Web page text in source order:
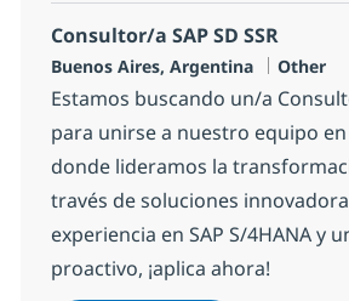
Consultor/a SAP SD SSR
Localização
Buenos Aires, Argentina Categoria
Other
Estamos buscando un/a
para unirse a nuestro equipo en
donde lideramos la
través de soluciones
experiencia en SAP S/4HANA y
proactivo, ¡aplica ahora!